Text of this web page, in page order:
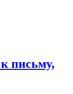
письму,